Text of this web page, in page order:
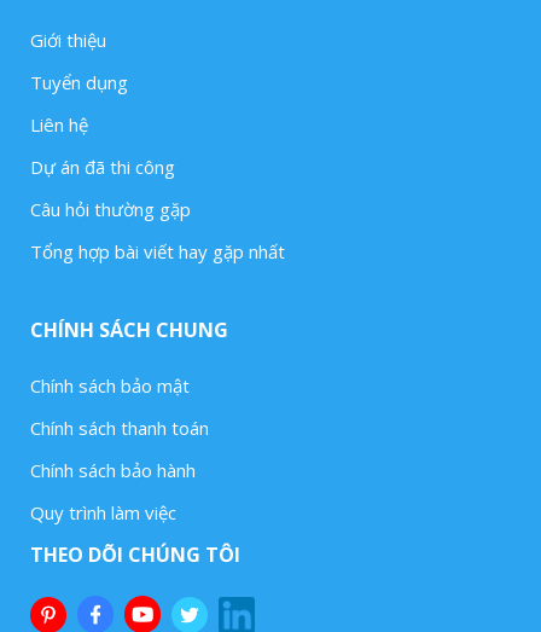
Giới thiệu
Tuyển dụng
Liên hệ
Dự án đã thi công
Câu hỏi thường gặp
Tổng hợp bài viết hay gặp nhất
CHÍNH SÁCH CHUNG
Chính sách bảo mật
Chính sách thanh toán
Chính sách bảo hành
Quy trình làm việc
THEO DÕI CHÚNG TÔI